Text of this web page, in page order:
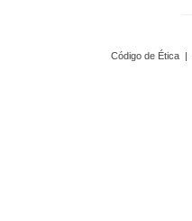
Código de Ética |